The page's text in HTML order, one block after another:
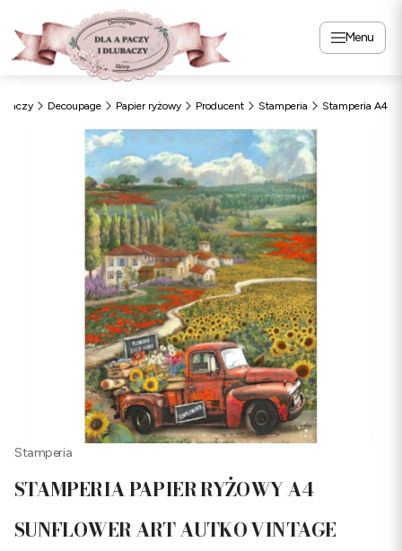
Menu
Decoupage Papier ryżowy Producent Stamperia Stamperia A4
Stamperia
STAMPERIA PAPIER RYŻOWY A4
SUNFLOWER ART AUTKO VINTAGE